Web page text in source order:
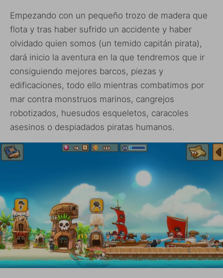
Empezando con un pequeño trozo de madera que
flota y tras haber sufrido un accidente y haber
olvidado quien somos (un temido capitán pirata),
dará inicio la aventura en la que tendremos que ir
consiguiendo mejores barcos, piezas y
edificaciones, todo ello mientras combatimos por
mar contra monstruos marinos, cangrejos
robotizados, huesudos esqueletos, caracoles
asesinos o despiadados piratas humanos.